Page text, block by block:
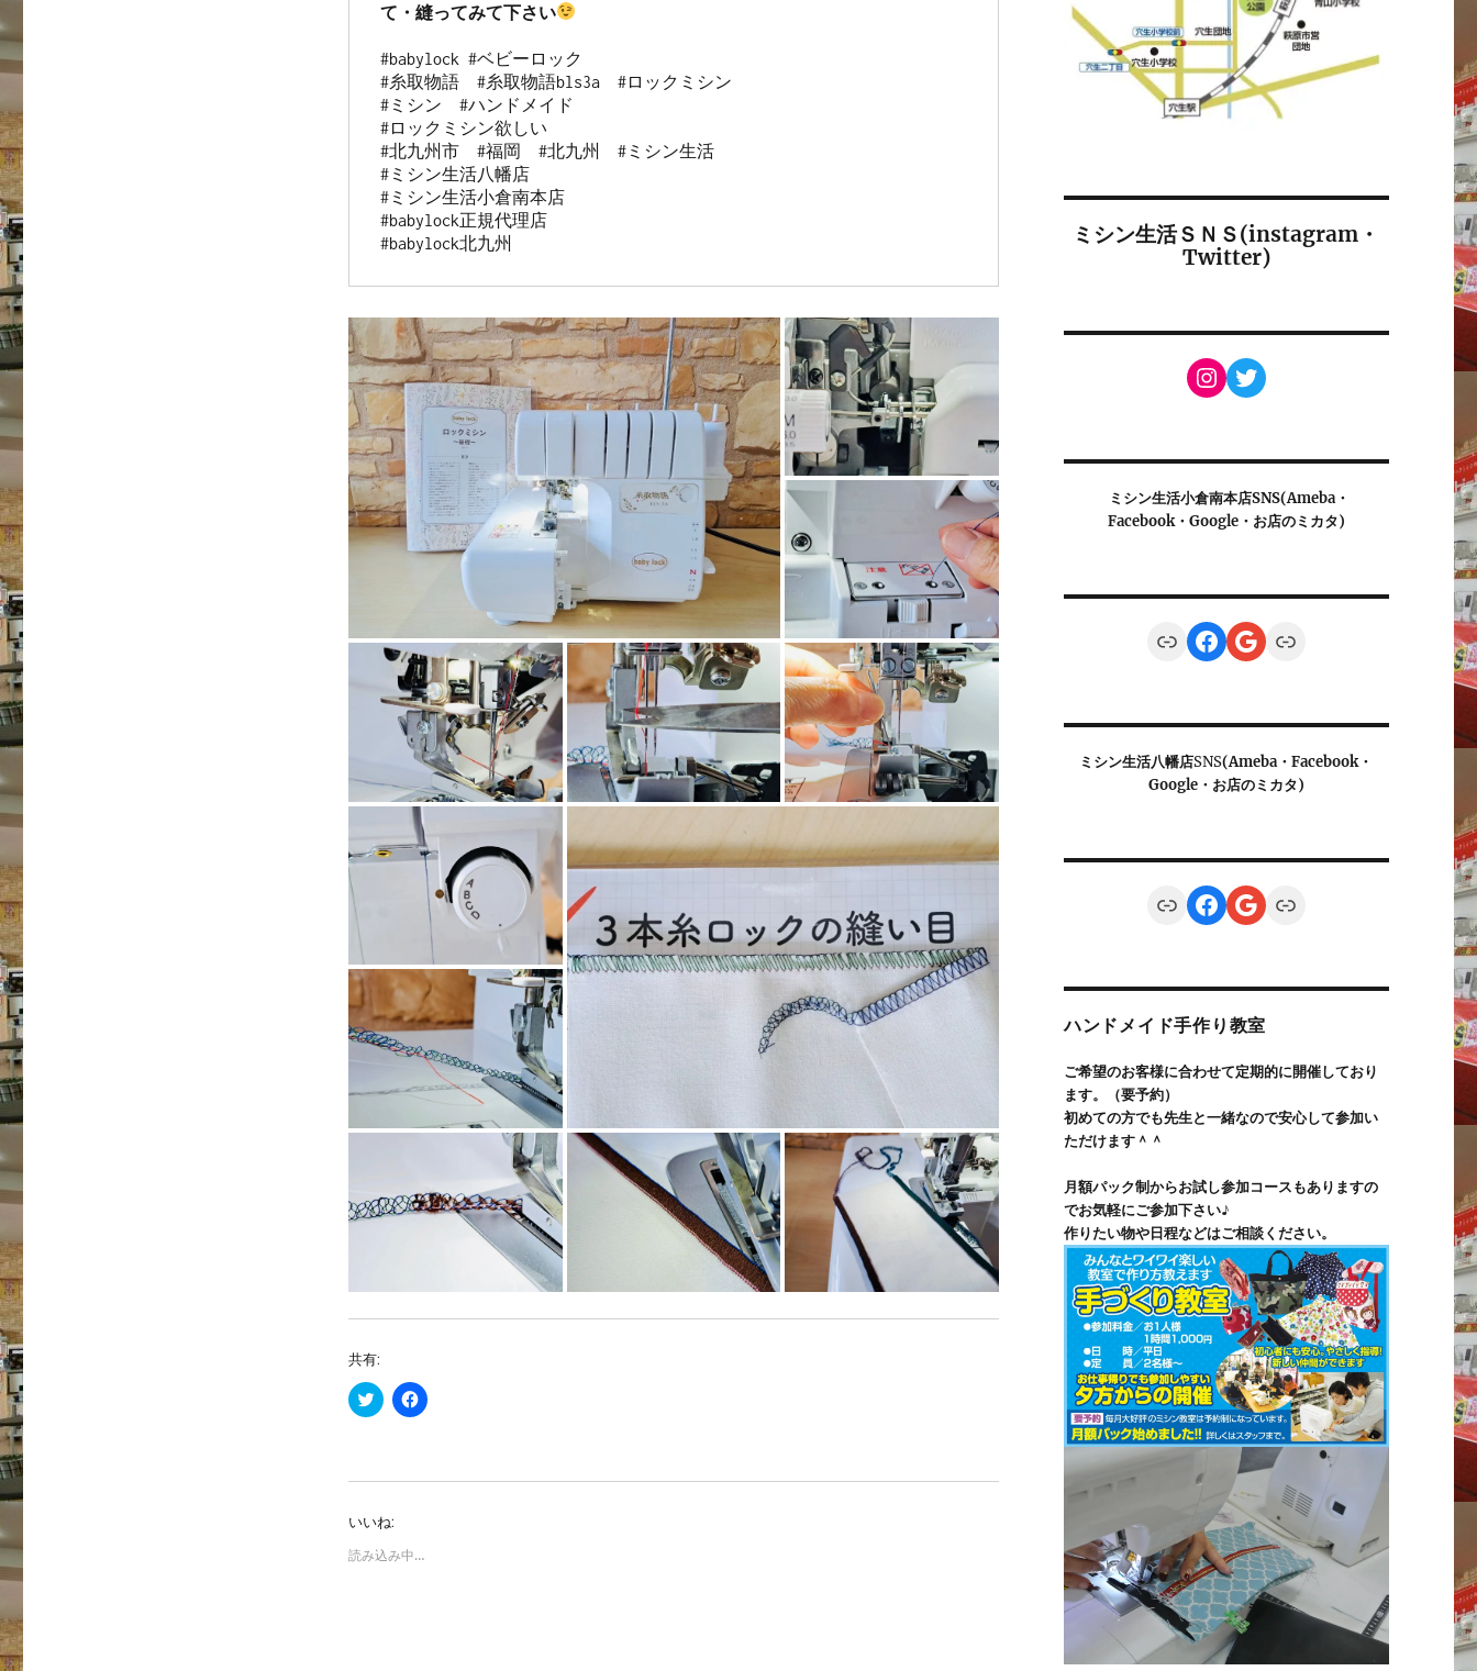
て・縫ってみて下さい
#babylock #ベビーロック
#糸取物語　#糸取物語bls3a  #ロックミシン
#ミシン　#ハンドメイド
#ロックミシン欲しい
#北九州市　#福岡　#北九州　#ミシン生活
#ミシン生活八幡店
#ミシン生活小倉南本店
#babylock正規代理店
#babylock北九州
共有:
ク
リ
T
t
e
r
F
a
o
す
いいね:
読み込み中…
ミシン生活ＳＮＳ(instagram・
Twitter)
Instagram
Twitter
ミシン生活小倉南本店SNS(Ameba・
Facebook・Google・お店のミカタ)
LinkFacebook
Google
Link
ミシン生活八幡店SNS(Ameba・Facebook・
Google・お店のミカタ)
LinkFacebook
Google
Link
ハンドメイド手作り教室
ご希望のお客様に合わせて定期的に開催しており
ます。（要予約）
初めての方でも先生と一緒なので安心して参加い
ただけます＾＾
月額パック制からお試し参加コースもありますの
でお気軽にご参加下さい♪
作りたい物や日程などはご相談ください。